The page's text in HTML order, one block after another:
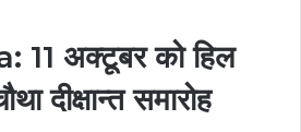
11 अक्टूबर को हिल
दीक्षान्त समारोह